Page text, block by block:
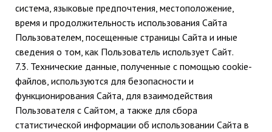
система, языковые предпочтения, местоположение,
время и продолжительность использования Сайта
Пользователем, посещенные страницы Сайта и иные
сведения о том, как Пользователь использует Сайт.
7.3. Технические данные, полученные с помощью cookie-
файлов, используются для безопасности и
функционирования Сайта, для взаимодействия
Пользователя с Сайтом, а также для сбора
статистической информации об использовании Сайта в